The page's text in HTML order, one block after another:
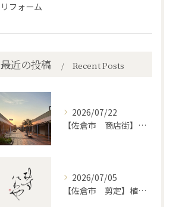
リフォーム
最近の投稿 Recent Posts
2026/07/22
【佐倉市 商店街】街路植木剪定
2026/07/05
【佐倉市 剪定】植木・庭木の剪定、プロに頼むとどう違うのか。